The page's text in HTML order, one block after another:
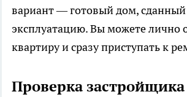
вариант — готовый дом, сданный
эксплуатацию. Вы можете лично
квартиру и сразу приступать к
Проверка застройщика